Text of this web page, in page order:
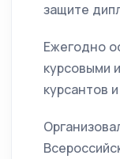
защите
Ежегодно
курсовыми
курсантов